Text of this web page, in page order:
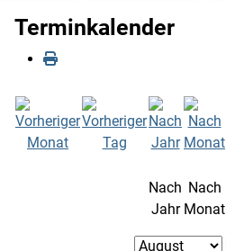
Terminkalender
Nach
Jahr
Nach
Monat